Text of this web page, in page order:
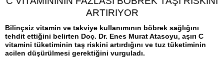
ARTIRIYOR
Bilinçsiz vitamin ve takviye kullanımının böbrek sağlığını
tehdit ettiğini belirten Doç. Dr. Enes Murat Atasoyu, aşırı C
vitamini tüketiminin taş riskini artırdığını ve tuz tüketiminin
acilen düşürülmesi gerektiğini vurguladı.